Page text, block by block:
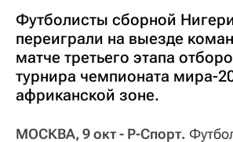
Футболисты сборной
переиграли на выезде
матче третьего этапа
турнира чемпионата мира-
африканской зоне.
МОСКВА, 9 окт - Р-Спорт.